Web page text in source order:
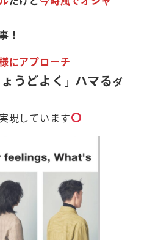
！
にアプローチ
うどよく 」 ハマるダ
現しています